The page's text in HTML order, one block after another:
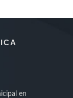
en